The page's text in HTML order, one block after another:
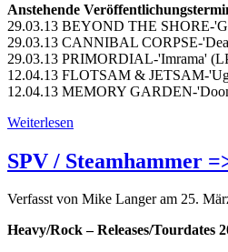
Anstehende
29.03.13 BEYOND THE SHORE-
29.03.13 CANNIBAL CORPSE-
29.03.13 PRIMORDIAL-'Imrama'
12.04.13 FLOTSAM & JETSAM-
12.04.13 MEMORY GARDEN-
Weiterlesen
SPV / Steamhammer
Verfasst von Mike Langer am 25.
Heavy/Rock – Releases/Tourdates